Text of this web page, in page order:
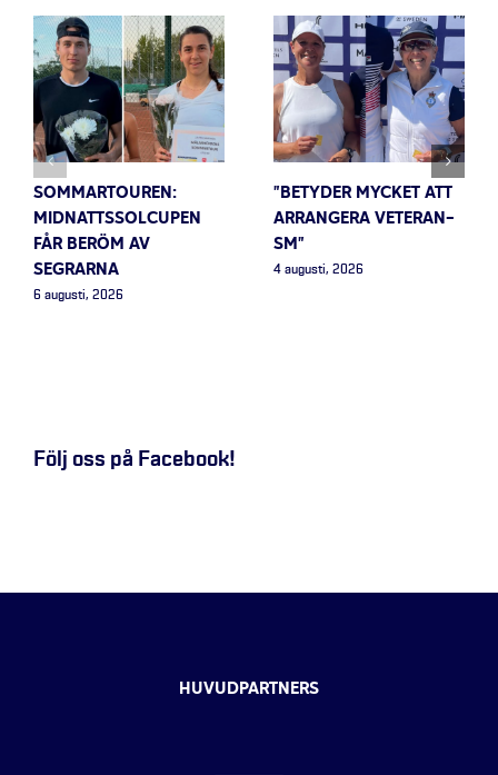
SOMMARTOUREN:
MIDNATTSSOLCUPEN
FÅR BERÖM AV
SEGRARNA
6 augusti, 2026
”BETYDER MYCKET ATT
ARRANGERA VETERAN-
SM”
4 augusti, 2026
Följ oss på Facebook!
HUVUDPARTNERS